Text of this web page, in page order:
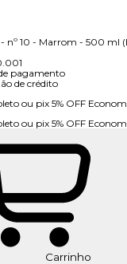
nº 10 - Marrom - 500 ml
pagamento
de crédito
ou pix 5% OFF
ou pix 5% OFF
Carrinho